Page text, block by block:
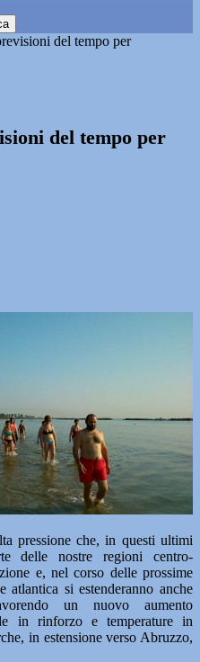
del tempo per
del tempo per
pressione che, in questi ultimi
delle nostre regioni centro-
e, nel corso delle prossime
atlantica si estenderanno anche
un nuovo aumento
in rinforzo e temperature in
in estensione verso Abruzzo,